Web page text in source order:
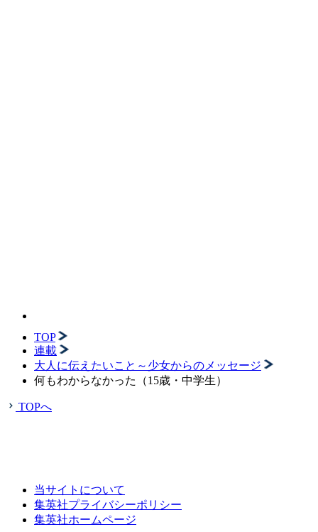
TOP
連載
大人に伝えたいこと～少女からのメッセージ
何もわからなかった（15歳・中学生）
TOPへ
当サイトについて
集英社プライバシーポリシー
集英社ホームページ